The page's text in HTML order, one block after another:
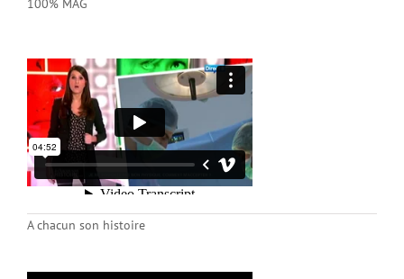
100% MAG
A chacun son histoire